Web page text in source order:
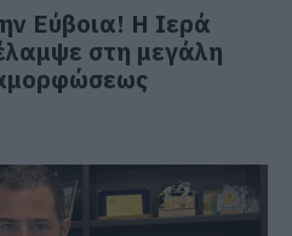
Εύβοια! Η Ιερά
στη μεγάλη